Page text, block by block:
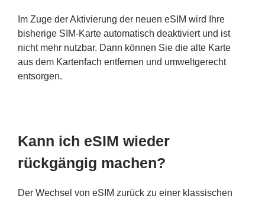
Im Zuge der Aktivierung der neuen eSIM wird Ihre
bisherige SIM-Karte automatisch deaktiviert und ist
nicht mehr nutzbar. Dann können Sie die alte Karte
aus dem Kartenfach entfernen und umweltgerecht
entsorgen.
Kann ich eSIM wieder
rückgängig machen?
Der Wechsel von eSIM zurück zu einer klassischen